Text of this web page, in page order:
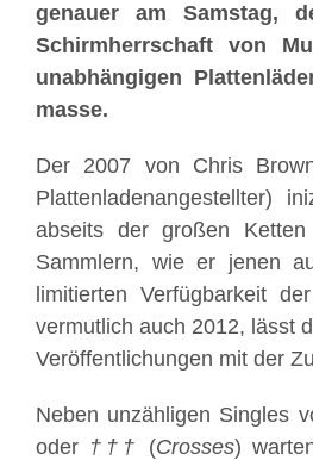
genauer am Samstag,
Schirmherrschaft von
unabhängigen
masse.
Der 2007 von Chris
Plattenladenangestellter)
abseits der großen
Sammlern, wie er jenen
limitierten Verfügbarkeit
vermutlich auch 2012, lässt
Veröffentlichungen mit der
Neben unzähligen Singles
oder ††† (Crosses)